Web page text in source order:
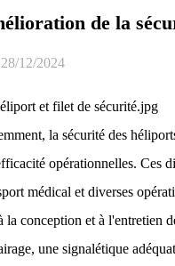
de la
28/12/2024
la sécurité des
opérationnelles. Ces
médical et diverses
la conception et à l'entretien
une signalétique